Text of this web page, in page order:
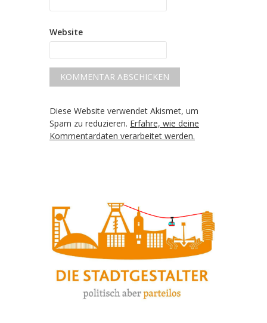
Website
Diese Website verwendet Akismet, um
Spam zu reduzieren. Erfahre, wie deine
Kommentardaten verarbeitet werden.